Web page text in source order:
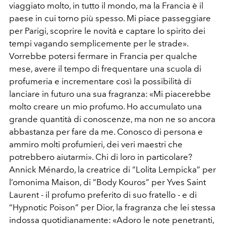
viaggiato molto, in tutto il mondo, ma la Francia è il
paese in cui torno più spesso. Mi piace passeggiare
per Parigi, scoprire le novità e captare lo spirito dei
tempi vagando semplicemente per le strade».
Vorrebbe potersi fermare in Francia per qualche
mese, avere il tempo di frequentare una scuola di
profumeria e incrementare così la possibilità di
lanciare in futuro una sua fragranza: «Mi piacerebbe
molto creare un mio profumo. Ho accumulato una
grande quantità di conoscenze, ma non ne so ancora
abbastanza per fare da me. Conosco di persona e
ammiro molti profumieri, dei veri maestri che
potrebbero aiutarmi». Chi di loro in particolare?
Annick Ménardo, la creatrice di “Lolita Lempicka” per
l’omonima Maison, di “Body Kouros” per Yves Saint
Laurent - il profumo preferito di suo fratello - e di
“Hypnotic Poison” per Dior, la fragranza che lei stessa
indossa quotidianamente: «Adoro le note penetranti,